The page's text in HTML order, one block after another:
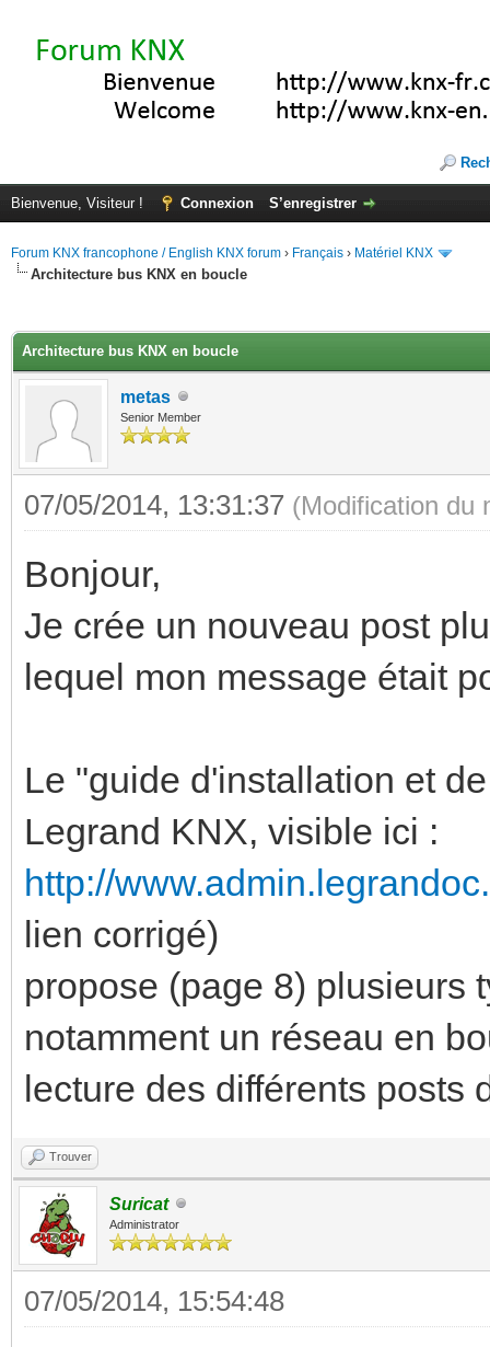
Bienvenue, Visiteur ! Connexion S’enregistrer
Forum KNX francophone / English KNX forum › Français › Matériel KNX
Architecture bus KNX en boucle
Architecture bus KNX en boucle
metas
Senior Member
07/05/2014, 13:31:37 (Modification du
Bonjour,
Je crée un nouveau post
lequel mon message était
Le "guide d'installation et
Legrand KNX, visible ici :
http://
lien corrigé)
propose (page 8) plusieurs
notamment un réseau en
lecture des différents posts
Trouver
Suricat
Administrator
07/05/2014, 15:54:48